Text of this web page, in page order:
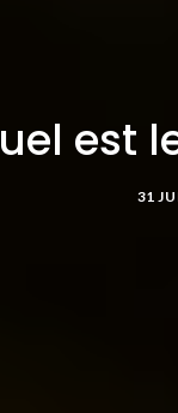
est
31